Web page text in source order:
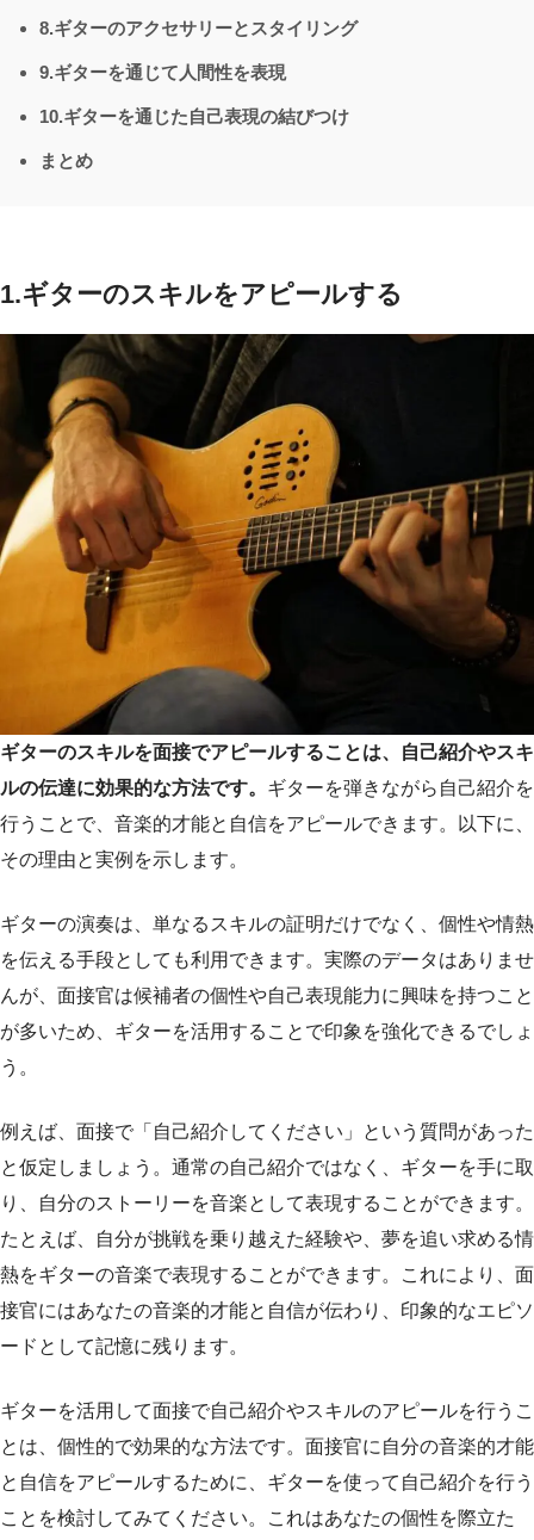
8.ギターのアクセサリーとスタイリング
9.ギターを通じて人間性を表現
10.ギターを通じた自己表現の結びつけ
まとめ
1.ギターのスキルをアピールする
ギターのスキルを面接でアピールすることは、自己紹介やスキ
ルの伝達に効果的な方法です。 ギターを弾きながら自己紹介を
行うことで、音楽的才能と自信をアピールできます。以下に、
その理由と実例を示します。
ギターの演奏は、単なるスキルの証明だけでなく、個性や情熱
を伝える手段としても利用できます。実際のデータはありませ
んが、面接官は候補者の個性や自己表現能力に興味を持つこと
が多いため、ギターを活用することで印象を強化できるでしょ
う。
例えば、面接で「自己紹介してください」という質問があった
と仮定しましょう。通常の自己紹介ではなく、ギターを手に取
り、自分のストーリーを音楽として表現することができます。
たとえば、自分が挑戦を乗り越えた経験や、夢を追い求める情
熱をギターの音楽で表現することができます。これにより、面
接官にはあなたの音楽的才能と自信が伝わり、印象的なエピソ
ードとして記憶に残ります。
ギターを活用して面接で自己紹介やスキルのアピールを行うこ
とは、個性的で効果的な方法です。面接官に自分の音楽的才能
と自信をアピールするために、ギターを使って自己紹介を行う
ことを検討してみてください。これはあなたの個性を際立た